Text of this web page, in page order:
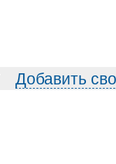
Добавить